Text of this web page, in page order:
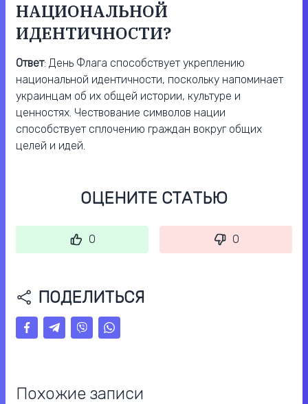
НАЦИОНАЛЬНОЙ
ИДЕНТИЧНОСТИ?
Ответ: День Флага способствует укреплению
национальной идентичности, поскольку напоминает
украинцам об их общей истории, культуре и
ценностях. Чествование символов нации
способствует сплочению граждан вокруг общих
целей и идей.
ОЦЕНИТЕ СТАТЬЮ
0 0
ПОДЕЛИТЬСЯ
Похожие записи